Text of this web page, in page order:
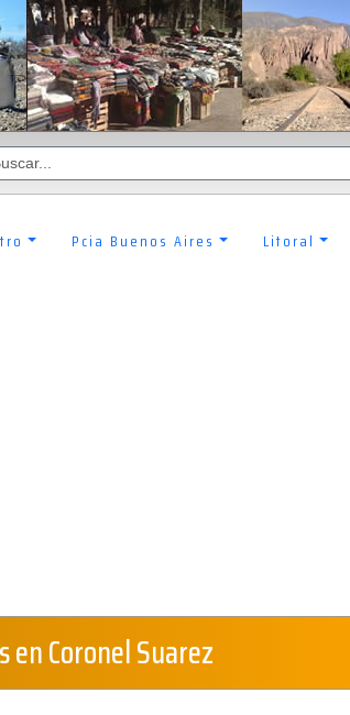
Pcia Buenos Aires Litoral
Coronel Suarez